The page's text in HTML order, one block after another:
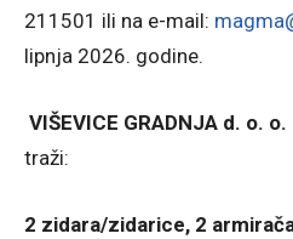
211501 ili na e-mail:
lipnja 2026. godine.
VIŠEVICE GRADNJA d. o.
traži:
2 zidara/zidarice, 2